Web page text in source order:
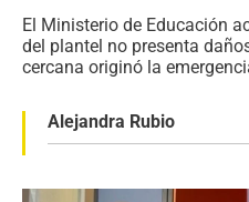
El Ministerio de Educación
del plantel no presenta
cercana originó la
Alejandra Rubio